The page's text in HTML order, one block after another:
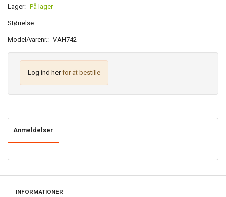
Lager: På lager
Størrelse:
Model/varenr.: VAH742
Log ind herfor at bestille
Anmeldelser
INFORMATIONER